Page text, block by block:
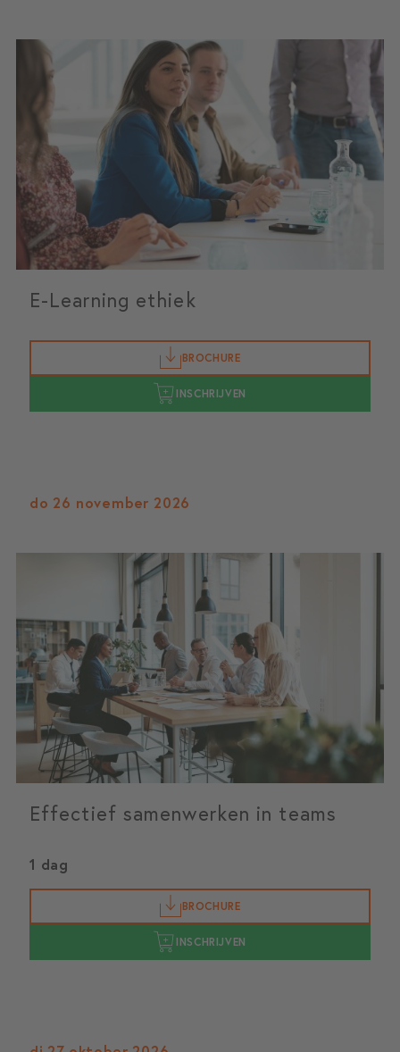
E-Learning ethiek
BROCHURE
INSCHRIJVEN
do 26 november 2026
Effectief samenwerken in teams
1 dag
BROCHURE
INSCHRIJVEN